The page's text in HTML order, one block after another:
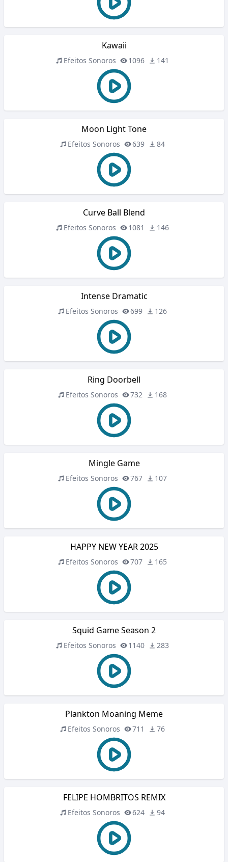
Kawaii
Efeitos Sonoros 1096 141
Moon Light Tone
Efeitos Sonoros 639 84
Curve Ball Blend
Efeitos Sonoros 1081 146
Intense Dramatic
Efeitos Sonoros 699 126
Ring Doorbell
Efeitos Sonoros 732 168
Mingle Game
Efeitos Sonoros 767 107
HAPPY NEW YEAR 2025
Efeitos Sonoros 707 165
Squid Game Season 2
Efeitos Sonoros 1140 283
Plankton Moaning Meme
Efeitos Sonoros 711 76
FELIPE HOMBRITOS REMIX
Efeitos Sonoros 624 94